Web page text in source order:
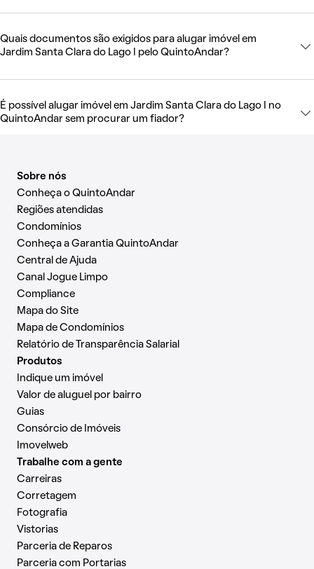
Quais documentos são exigidos para alugar imóvel em
Jardim Santa Clara do Lago I pelo QuintoAndar?
É possível alugar imóvel em Jardim Santa Clara do Lago I no
QuintoAndar sem procurar um fiador?
Sobre nós
Conheça o QuintoAndar
Regiões atendidas
Condomínios
Conheça a Garantia QuintoAndar
Central de Ajuda
Canal Jogue Limpo
Compliance
Mapa do Site
Mapa de Condomínios
Relatório de Transparência Salarial
Produtos
Indique um imóvel
Valor de aluguel por bairro
Guias
Consórcio de Imóveis
Imovelweb
Trabalhe com a gente
Carreiras
Corretagem
Fotografia
Vistorias
Parceria de Reparos
Parceria com Portarias